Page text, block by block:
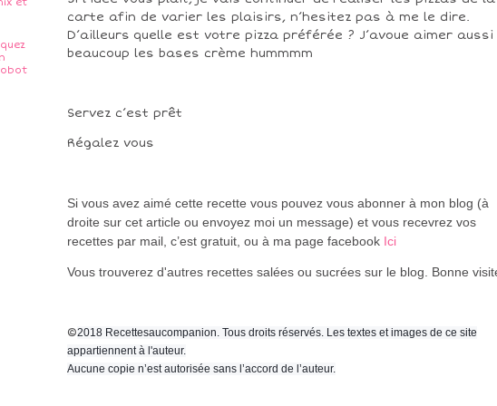
carte afin de varier les plaisirs, n’hesitez pas à me le dire.
D’ailleurs quelle est votre pizza préférée ? J’avoue aimer aussi
beaucoup les bases crème hummmm
Servez c’est prêt
Régalez vous
Si vous avez aimé cette recette vous pouvez vous abonner à mon blog (à
droite sur cet article ou envoyez moi un message) et vous recevrez vos
recettes par mail, c’est gratuit , ou à ma page facebook Ici
Vous trouverez d'autres recettes salées ou sucrées sur le blog. Bonne
©2018 Recettesaucompanion. Tous droits réservés. Les textes et images de ce site
appartiennent à l'auteur.
Aucune copie n’est autorisée sans l’accord de l’auteur.